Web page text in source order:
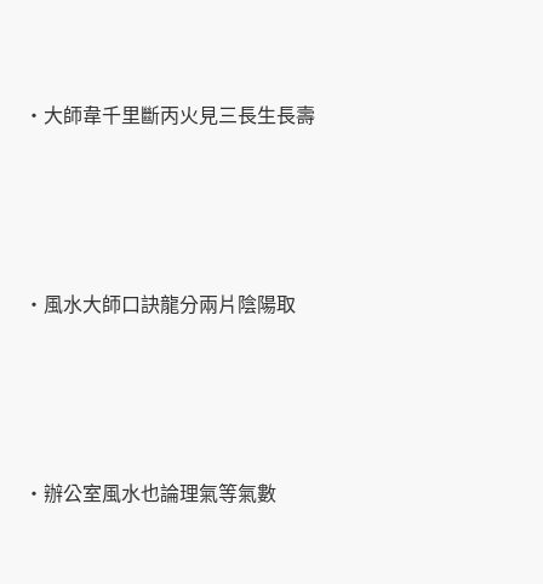
‧大師韋千里斷丙火見三長生長壽
‧風水大師口訣龍分兩片陰陽取
‧辦公室風水也論理氣等氣數